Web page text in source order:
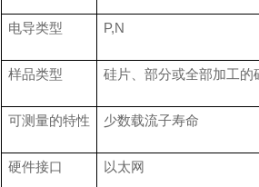
电导类型 P,N
样品类型 硅片、部分或全部加工的
可测量的特性 少数载流子寿命
硬件接口 以太网